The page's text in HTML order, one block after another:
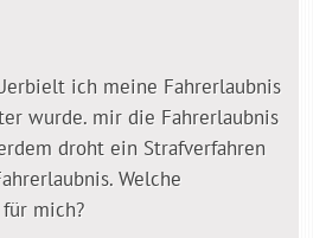
ich meine Fahrerlaubnis
wurde. mir die Fahrerlaubnis
droht ein Strafverfahren
Welche
für mich?